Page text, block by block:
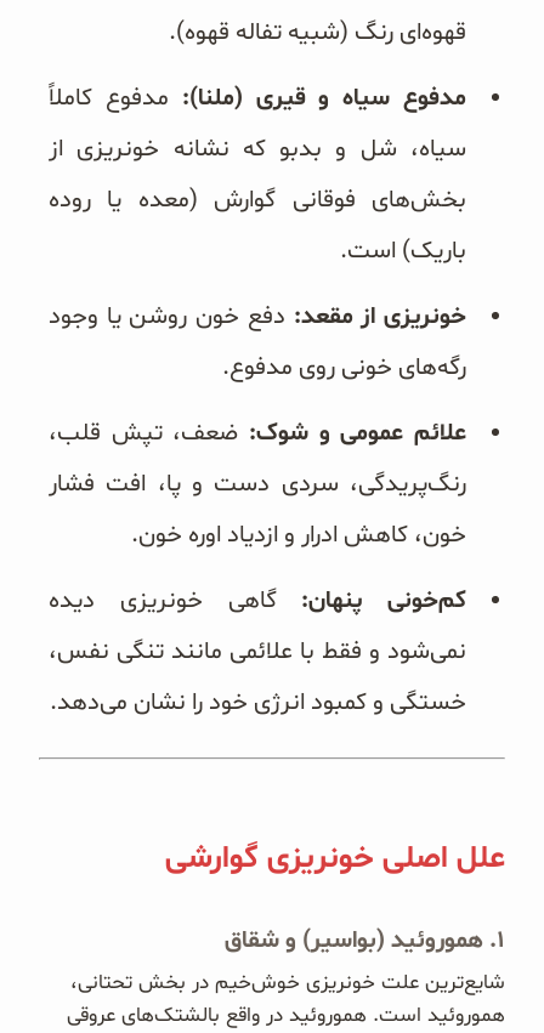
قهوه‌ای رنگ (شبیه تفاله قهوه).
مدفوع سیاه و قیری (ملنا): مدفوع کاملاً
سیاه، شل و بدبو که نشانه خونریزی از
بخش‌های فوقانی گوارش (معده یا روده
باریک) است.
خونریزی از مقعد: دفع خون روشن یا وجود
رگه‌های خونی روی مدفوع.
علائم عمومی و شوک: ضعف، تپش قلب،
رنگ‌پریدگی، سردی دست و پا، افت فشار
خون، کاهش ادرار و ازدیاد اوره خون.
کم‌خونی پنهان: گاهی خونریزی دیده
نمی‌شود و فقط با علائمی مانند تنگی نفس،
خستگی و کمبود انرژی خود را نشان می‌دهد.
علل اصلی خونریزی گوارشی
۱. هموروئید (بواسیر) و شقاق
شایع‌ترین علت خونریزی خوش‌خیم در بخش تحتانی،
هموروئید است. هموروئید در واقع بالشتک‌های عروقی